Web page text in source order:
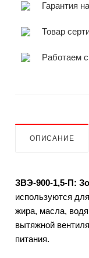
Гарантия
Товар
Работаем
ОПИСАНИЕ
ЗВЭ-900-1,5-П:
используются
жира, масла,
вытяжной
питания.